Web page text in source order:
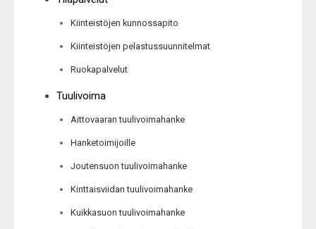
Kiinteistöjen kunnossapito
Kiinteistöjen pelastussuunnitelmat
Ruokapalvelut
Tuulivoima
Aittovaaran tuulivoimahanke
Hanketoimijoille
Joutensuon tuulivoimahanke
Kinttaisviidan tuulivoimahanke
Kuikkasuon tuulivoimahanke